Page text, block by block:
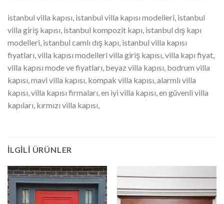
istanbul villa kapısı, istanbul villa kapısı modelleri, istanbul
villa giriş kapısı, istanbul kompozit kapı, istanbul dış kapı
modelleri, istanbul camlı dış kapı, istanbul villa kapısı
fiyatları, villa kapısı modelleri villa giriş kapısı, villa kapı fiyat,
villa kapısı mode ve fiyatları, beyaz villa kapısı, bodrum villa
kapısı, mavi villa kapısı, kompak villa kapısı, alarmlı villa
kapısı, villa kapısı firmaları, en iyi villa kapısı, en güvenli villa
kapıları, kırmızı villa kapısı,
İLGILI ÜRÜNLER